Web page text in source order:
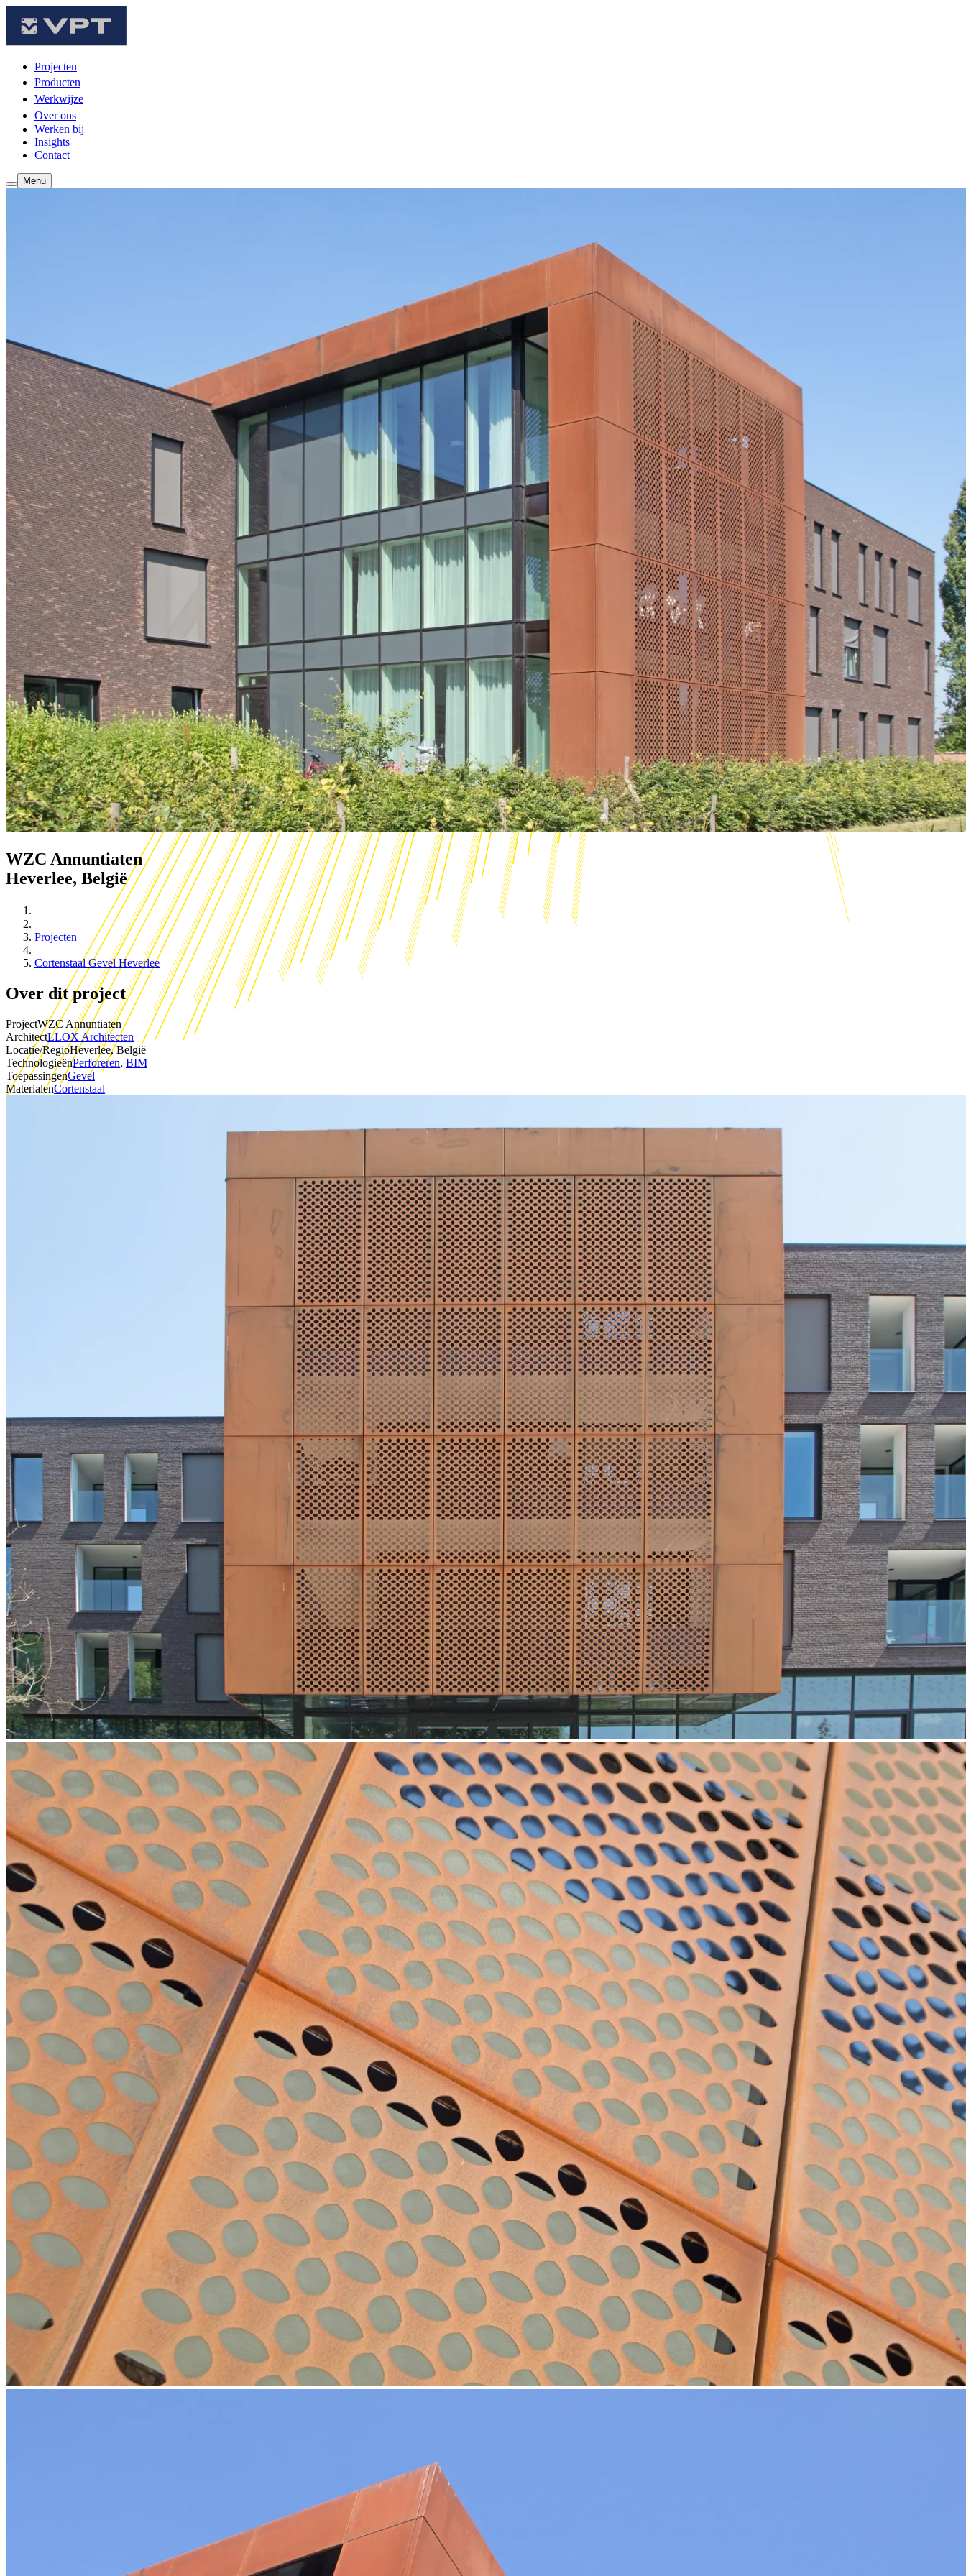
Projecten
Producten
Werkwijze
Over ons
Werken bij
Insights
Contact
Menu
WZC Annuntiaten
Heverlee, België
Projecten
Cortenstaal Gevel Heverlee
Over dit project
ProjectWZC Annuntiaten
ArchitectLLOX Architecten
Locatie/RegioHeverlee, België
TechnologieënPerforeren, BIM
ToepassingenGevel
MaterialenCortenstaal